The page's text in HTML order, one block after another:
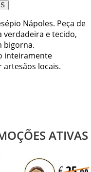
Nápoles. Peça de
verdadeira e tecido,
bigorna.
inteiramente
locais.
ATIVAS